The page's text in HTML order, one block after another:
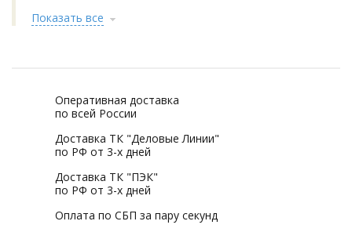
Показать все
Оперативная доставка
по всей России
Доставка ТК "Деловые Линии"
по РФ от 3-х дней
Доставка ТК "ПЭК"
по РФ от 3-х дней
Оплата по СБП за пару секунд